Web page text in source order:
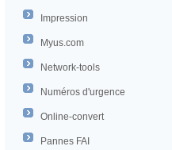
Impression
Myus.com
Network-tools
Numéros d'urgence
Online-convert
Pannes FAI